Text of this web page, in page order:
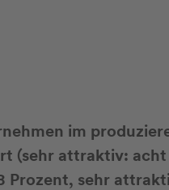
im
(sehr attraktiv:
Prozent, sehr